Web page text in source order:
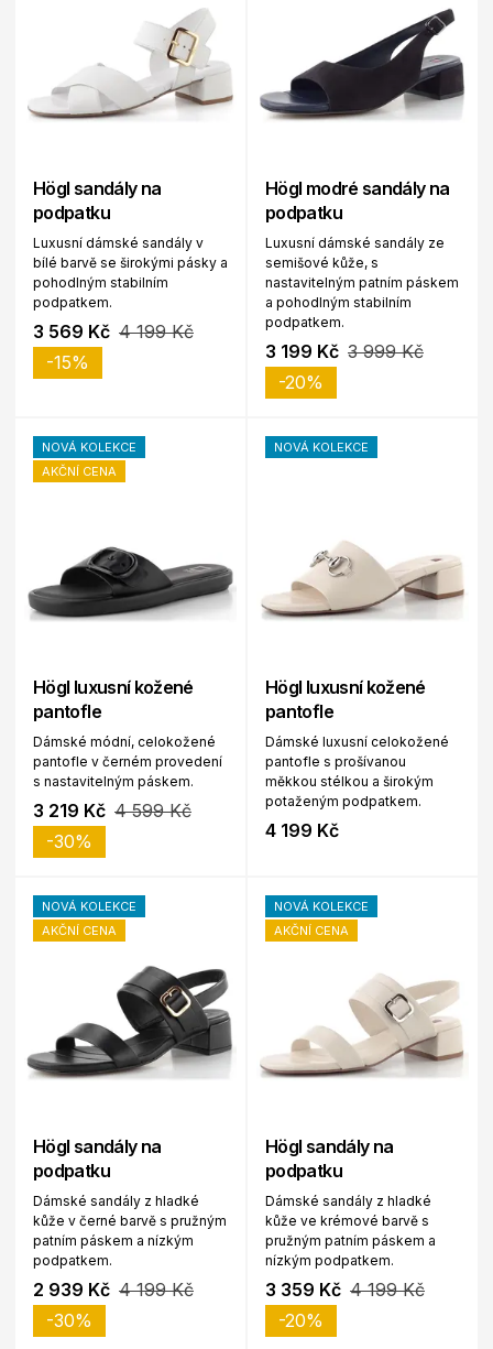
Högl sandály na
podpatku
Luxusní dámské sandály v
bílé barvě se širokými pásky a
pohodlným stabilním
podpatkem.
3 569 Kč 4 199 Kč
-15%
Högl modré sandály na
podpatku
Luxusní dámské sandály ze
semišové kůže, s
nastavitelným patním páskem
a pohodlným stabilním
podpatkem.
3 199 Kč 3 999 Kč
-20%
NOVÁ KOLEKCE
AKČNÍ CENA
Högl luxusní kožené
pantofle
Dámské módní, celokožené
pantofle v černém provedení
s nastavitelným páskem.
3 219 Kč 4 599 Kč
-30%
NOVÁ KOLEKCE
Högl luxusní kožené
pantofle
Dámské luxusní celokožené
pantofle s prošívanou
měkkou stélkou a širokým
potaženým podpatkem.
4 199 Kč
NOVÁ KOLEKCE
AKČNÍ CENA
Högl sandály na
podpatku
Dámské sandály z hladké
kůže v černé barvě s pružným
patním páskem a nízkým
podpatkem.
2 939 Kč 4 199 Kč
-30%
NOVÁ KOLEKCE
AKČNÍ CENA
Högl sandály na
podpatku
Dámské sandály z hladké
kůže ve krémové barvě s
pružným patním páskem a
nízkým podpatkem.
3 359 Kč 4 199 Kč
-20%